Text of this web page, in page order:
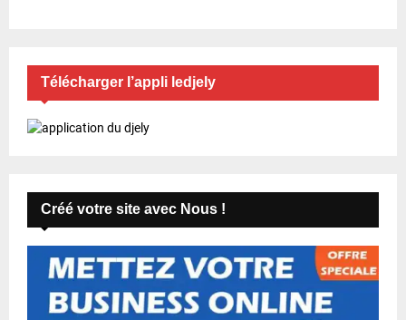
Télécharger l’appli ledjely
Créé votre site avec Nous !